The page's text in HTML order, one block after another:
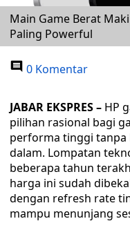
Main Game Berat
Paling Powerful
0 Komentar
JABAR EKSPRES – HP
pilihan rasional bagi
performa tinggi
dalam. Lompatan
beberapa tahun
harga ini sudah
dengan refresh rate
mampu menunjang